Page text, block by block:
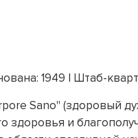
1949 | Штаб-
Sano" (здоровый
и